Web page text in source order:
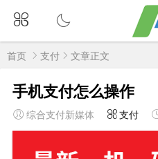
首页 支付 文章正文
手机支付怎么操作
综合支付新媒体 支付